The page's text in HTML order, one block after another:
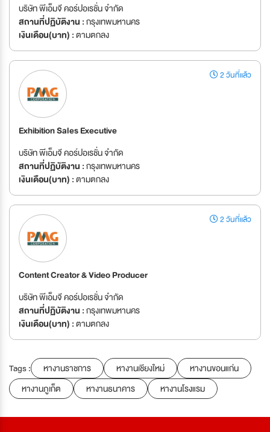
บริษัท พีเอ็มจี คอร์ปอเรชั่น จำกัด
สถานที่ปฏิบัติงาน :กรุงเทพมหานคร
เงินเดือน(บาท) :ตามตกลง
2 วันที่แล้ว
Exhibition Sales Executive
บริษัท พีเอ็มจี คอร์ปอเรชั่น จำกัด
สถานที่ปฏิบัติงาน :กรุงเทพมหานคร
เงินเดือน(บาท) :ตามตกลง
2 วันที่แล้ว
Content Creator & Video Producer
บริษัท พีเอ็มจี คอร์ปอเรชั่น จำกัด
สถานที่ปฏิบัติงาน :กรุงเทพมหานคร
เงินเดือน(บาท) :ตามตกลง
Tags : หางานราชการ หางานเชียงใหม่
หางานขอนแก่น
หางานภูเก็ต
หางานธนาคาร หางานโรงแรม